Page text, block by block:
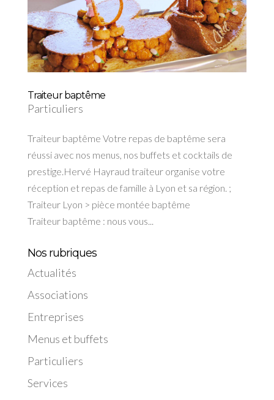
Traiteur baptême
Particuliers
Traiteur baptême Votre repas de baptême sera
réussi avec nos menus, nos buffets et cocktails de
prestige.Hervé Hayraud traiteur organise votre
réception et repas de famille à Lyon et sa région. ;
Traiteur Lyon > pièce montée baptême
Traiteur baptême : nous vous...
Nos rubriques
Actualités
Associations
Entreprises
Menus et buffets
Particuliers
Services